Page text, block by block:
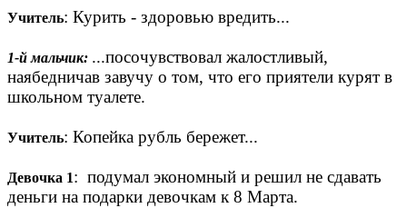
Учитель: Курить - здоровью вредить...
1-й мальчик: ...посочувствовал жалостливый,
наябедничав завучу о том, что его приятели курят в
школьном туалете.
Учитель: Копейка рубль бережет...
Девочка 1: подумал экономный и решил не сдавать
деньги на подарки девочкам к 8 Марта.